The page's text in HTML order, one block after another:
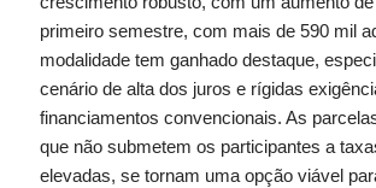
primeiro semestre, com mais de 590 mil
modalidade tem ganhado destaque,
cenário de alta dos juros e rígidas
financiamentos convencionais. As
que não submetem os participantes a
elevadas, se tornam uma opção viável